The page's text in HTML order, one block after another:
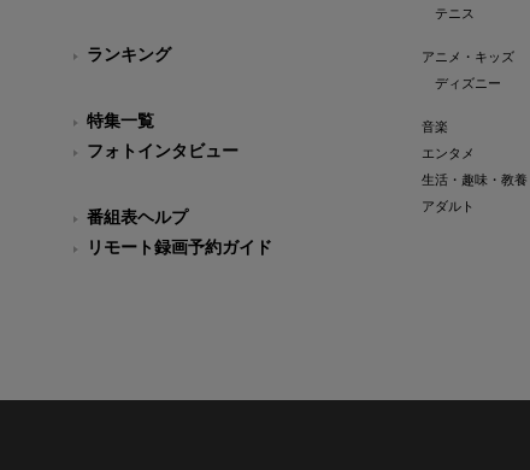
ランキング
特集一覧
フォトインタビュー
番組表ヘルプ
リモート録画予約ガイド
テニス
アニメ・キッズ
ディズニー
音楽
エンタメ
生活・趣味・教養
アダルト